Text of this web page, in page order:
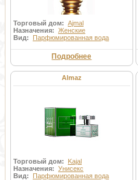
Торговый дом: Ajmal
Назначения: Женские
Вид: Парфюмированная вода
Подробнее
Almaz
Торговый дом: Kajal
Назначения: Унисекс
Вид: Парфюмированная вода